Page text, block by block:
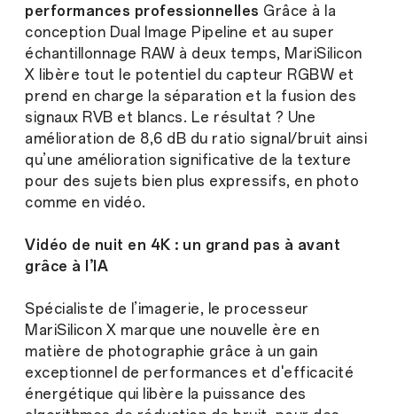
performances professionnelles Grâce à la
conception Dual Image Pipeline et au super
échantillonnage RAW à deux temps, MariSilicon
X libère tout le potentiel du capteur RGBW et
prend en charge la séparation et la fusion des
signaux RVB et blancs. Le résultat ? Une
amélioration de 8,6 dB du ratio signal/bruit ainsi
qu’une amélioration significative de la texture
pour des sujets bien plus expressifs, en photo
comme en vidéo.
Vidéo de nuit en 4K : un grand pas à avant
grâce à l’IA
Spécialiste de l’imagerie, le processeur
MariSilicon X marque une nouvelle ère en
matière de photographie grâce à un gain
exceptionnel de performances et d'efficacité
énergétique qui libère la puissance des